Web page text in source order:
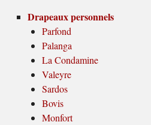
Drapeaux personnels
Parfond
Palanga
La Condamine
Valeyre
Sardos
Bovis
Monfort